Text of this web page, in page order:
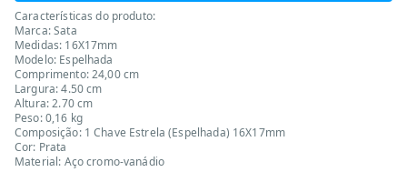
Características do produto:
Marca: Sata
Medidas: 16X17mm
Modelo: Espelhada
Comprimento: 24,00 cm
Largura: 4.50 cm
Altura: 2.70 cm
Peso: 0,16 kg
Composição: 1 Chave Estrela (Espelhada) 16X17mm
Cor: Prata
Material: Aço cromo-vanádio